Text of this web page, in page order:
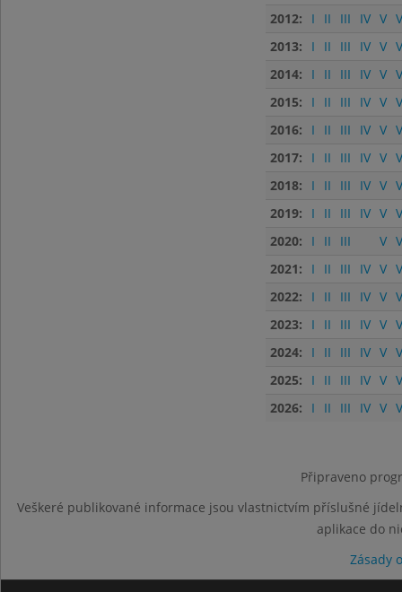
2012:
I II III IV V
2013:
I II III IV V
2014:
I II III IV V
2015:
I II III IV V
2016:
I II III IV V
2017:
I II III IV V
2018:
I II III IV V
2019:
I II III IV V
2020:
I II III V
2021:
I II III IV V
2022:
I II III IV V
2023:
I II III IV V
2024:
I II III IV V
2025:
I II III IV V
2026:
I II III IV V
Připraveno
Veškeré publikované informace jsou vlastnictvím příslušné
aplikace do
Zásady